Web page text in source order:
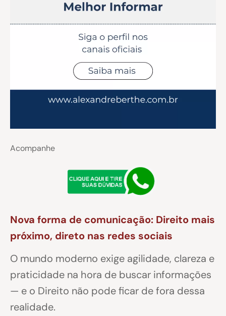
Acompanhe
Nova forma de comunicação: Direito mais
próximo, direto nas redes sociais
O mundo moderno exige agilidade, clareza e
praticidade na hora de buscar informações
— e o Direito não pode ficar de fora dessa
realidade.